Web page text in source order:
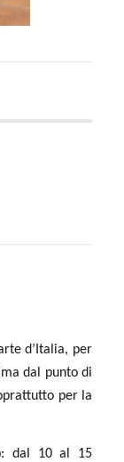
d’Italia, per
dal punto di
per la
dal 10 al 15